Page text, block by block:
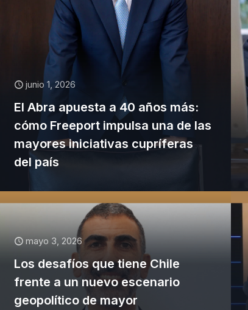
junio 1, 2026
El Abra apuesta a 40 años más:
cómo Freeport impulsa una de las
mayores iniciativas cupríferas
del país
mayo 3, 2026
Los desafíos que tiene Chile
frente a un nuevo escenario
geopolítico de mayor